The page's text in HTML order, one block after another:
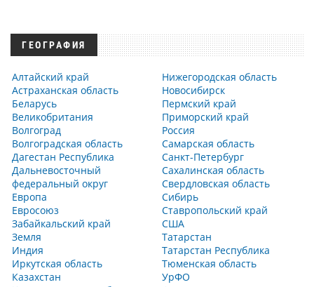
ГЕОГРАФИЯ
Алтайский край
Астраханская область
Беларусь
Великобритания
Волгоград
Волгоградская область
Дагестан Республика
Дальневосточный
федеральный округ
Европа
Евросоюз
Забайкальский край
Земля
Индия
Иркутская область
Казахстан
Нижегородская область
Новосибирск
Пермский край
Приморский край
Россия
Самарская область
Санкт-Петербург
Сахалинская область
Свердловская область
Сибирь
Ставропольский край
США
Татарстан
Татарстан Республика
Тюменская область
УрФО